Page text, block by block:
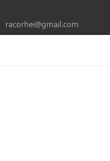
racorhei@gmail.com